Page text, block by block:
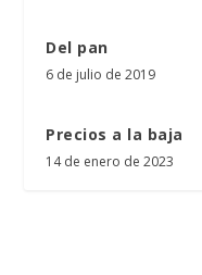
Del pan
6 de julio de 2019
Precios a la baja
14 de enero de 2023